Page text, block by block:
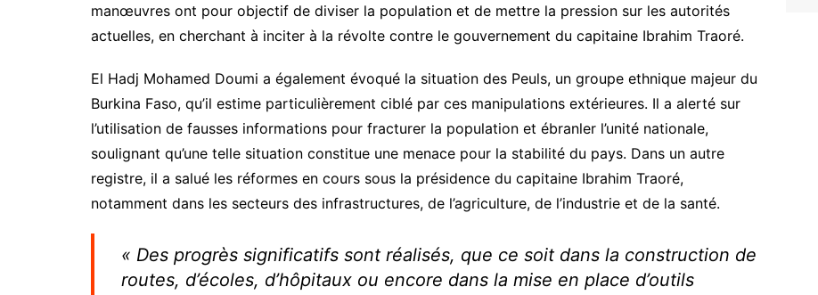
manœuvres ont pour objectif de diviser la population et de mettre la pression sur les autorités
actuelles, en cherchant à inciter à la révolte contre le gouvernement du capitaine Ibrahim Traoré.
El Hadj Mohamed Doumi a également évoqué la situation des Peuls, un groupe ethnique majeur du
Burkina Faso, qu’il estime particulièrement ciblé par ces manipulations extérieures. Il a alerté sur
l’utilisation de fausses informations pour fracturer la population et ébranler l’unité nationale,
soulignant qu’une telle situation constitue une menace pour la stabilité du pays. Dans un autre
registre, il a salué les réformes en cours sous la présidence du capitaine Ibrahim Traoré,
notamment dans les secteurs des infrastructures, de l’agriculture, de l’industrie et de la santé.
« Des progrès significatifs sont réalisés, que ce soit dans la construction de
routes, d’écoles, d’hôpitaux ou encore dans la mise en place d’outils